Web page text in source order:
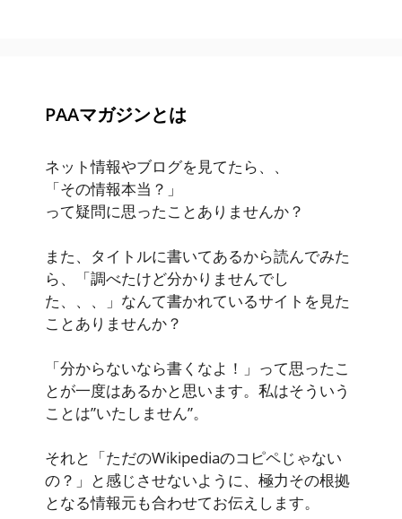
PAAマガジンとは
ネット情報やブログを見てたら、、
「その情報本当？」
って疑問に思ったことありませんか？
また、タイトルに書いてあるから読んでみた
ら、「調べたけど分かりませんでし
た、、、」なんて書かれているサイトを見た
ことありませんか？
「分からないなら書くなよ！」って思ったこ
とが一度はあるかと思います。私はそういう
ことは”いたしません”。
それと「ただのWikipediaのコピペじゃない
の？」と感じさせないように、極力その根拠
となる情報元も合わせてお伝えします。